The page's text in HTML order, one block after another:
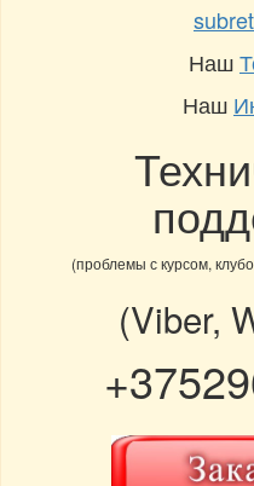
Наш
Наш
(проблемы с курсом,
(Viber,